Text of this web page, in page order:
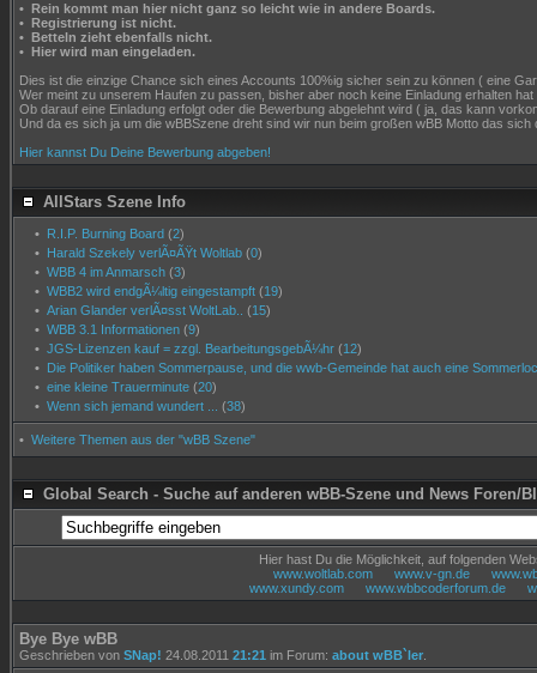
• Rein kommt man hier nicht ganz so leicht wie in andere Boards.
• Registrierung ist nicht.
• Betteln zieht ebenfalls nicht.
• Hier wird man eingeladen.
Dies ist die einzige Chance sich eines Accounts 100%ig sicher sein zu können ( eine
Wer meint zu unserem Haufen zu passen, bisher aber noch keine Einladung erhalten
Ob darauf eine Einladung erfolgt oder die Bewerbung abgelehnt wird ( ja, das kann
Und da es sich ja um die wBBSzene dreht sind wir nun beim großen wBB Motto das
Hier kannst Du Deine Bewerbung abgeben!
AllStars Szene Info
• R.I.P. Burning Board (2)
• Harald Szekely verlÃ¤ÃŸt Woltlab (0)
• WBB 4 im Anmarsch (3)
• WBB2 wird endgÃ¼ltig eingestampft (19)
• Arian Glander verlÃ¤sst WoltLab.. (15)
• WBB 3.1 Informationen (9)
• JGS-Lizenzen kauf = zzgl. BearbeitungsgebÃ¼hr (12)
• Die Politiker haben Sommerpause, und die wwb-Gemeinde hat auch eine
• eine kleine Trauerminute (20)
• Wenn sich jemand wundert ... (38)
• Weitere Themen aus der "wBB Szene"
Global Search - Suche auf anderen wBB-Szene und News Foren/
Hier hast Du die Möglichkeit, auf folgenden
www.woltlab.com
www.v-gn.de
www.xundy.com
www.wbbcoderforum.de
Bye Bye wBB
Geschrieben von SNap! 24.08.2011 21:21 im Forum: about wBB`ler